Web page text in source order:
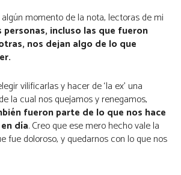
momento de la nota, lectoras de mi
personas, incluso las que fueron
nos dejan algo de lo que
vilificarlas y hacer de ‘la ex’ una
la cual nos quejamos y renegamos,
fueron parte de lo que nos hace
día. Creo que ese mero hecho vale la
fue doloroso, y quedarnos con lo que nos